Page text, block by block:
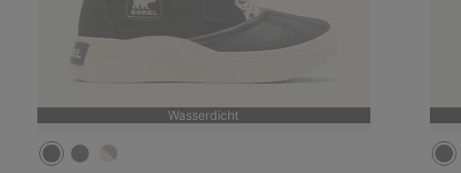
Wasserdicht